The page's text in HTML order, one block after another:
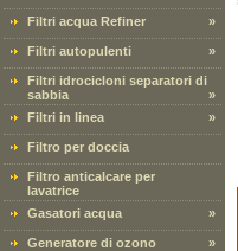
Filtri acqua Refiner »
Filtri autopulenti »
Filtri idrocicloni separatori di
sabbia
»
Filtri in linea
»
Filtro per doccia
Filtro anticalcare per
lavatrice
Gasatori acqua
»
Generatore di ozono »